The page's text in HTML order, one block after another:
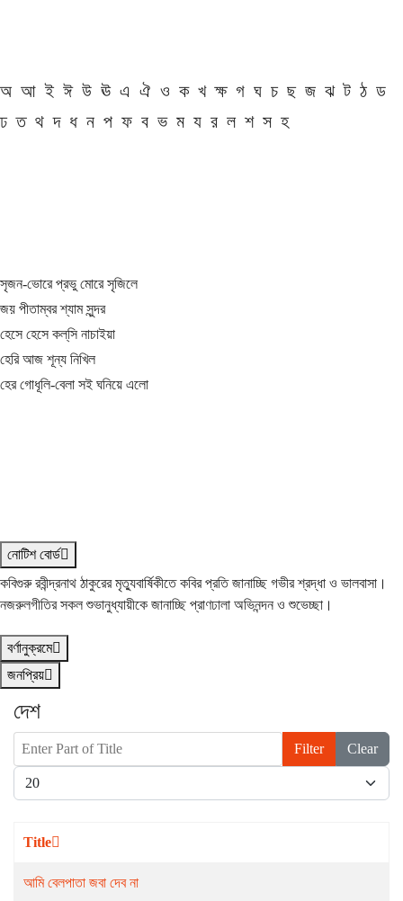
অ আ ই ঈ উ ঊ এ ঐ ও ক খ ক্ষ গ ঘ চ ছ জ ঝ ট ঠ ড
ঢ ত থ দ ধ ন প ফ ব ভ ম য র ল শ স হ
সৃজন-ভোরে প্রভু মোরে সৃজিলে
জয় পীতাম্বর শ্যাম সুন্দর
হেসে হেসে কল্‌সি নাচাইয়া
হেরি আজ শূন্য নিখিল
হের গোধূলি-বেলা সই ঘনিয়ে এলো
নোটিশ বোর্ড
কবিগুরু রবীন্দ্রনাথ ঠাকুরের মৃত্যুবার্ষিকীতে কবির প্রতি জানাচ্ছি গভীর শ্রদ্ধা ও ভালবাসা।
নজরুলগীতির সকল শুভানুধ্যায়ীকে জানাচ্ছি প্রাণঢালা অভিনন্দন ও শুভেচ্ছা।
বর্ণানুক্রমে
জনপ্রিয়
দেশ
Enter Part of Title Filter
Clear
Display #
Title
আমি বেলপাতা জবা দেব না